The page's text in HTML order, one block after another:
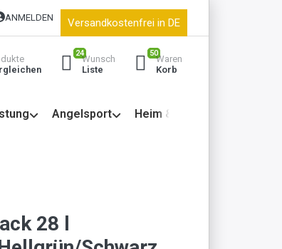
ANMELDEN Versandkostenfrei in DE
24
Wunsch
Liste
50
Waren
Korb
Angelsport Heim & Garten
28 l